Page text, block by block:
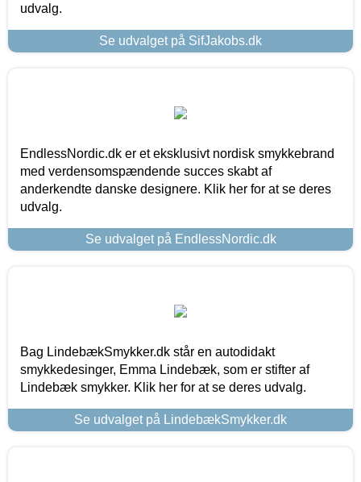
udvalg.
Se udvalget på SifJakobs.dk
EndlessNordic.dk er et eksklusivt nordisk smykkebrand
med verdensomspændende succes skabt af
anderkendte danske designere. Klik her for at se deres
udvalg.
Se udvalget på EndlessNordic.dk
Bag LindebækSmykker.dk står en autodidakt
smykkedesinger, Emma Lindebæk, som er stifter af
Lindebæk smykker. Klik her for at se deres udvalg.
Se udvalget på LindebækSmykker.dk